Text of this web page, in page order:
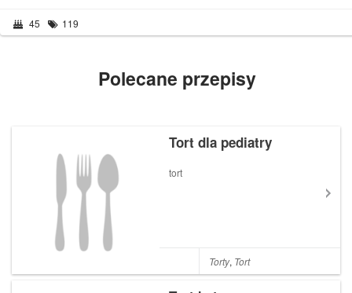
45 119
Polecane przepisy
Tort dla pediatry
tort
Torty, Tort